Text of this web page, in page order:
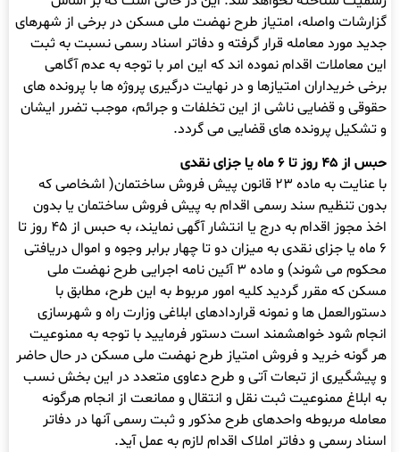
گزارشات واصله، امتیاز طرح نهضت ملی مسکن در برخی از شهرهای
جدید مورد معامله قرار گرفته و دفاتر اسناد رسمی نسبت به ثبت
این معاملات اقدام نموده اند که این امر با توجه به عدم آگاهی
برخی خریداران امتیازها و در نهایت درگیری پروژه ها با پرونده های
حقوقی و قضایی ناشی از این تخلفات و جرائم، موجب تضرر ایشان
و تشکیل پرونده های قضایی می گردد.
حبس از ۴۵ روز تا ۶ ماه یا جزای نقدی
با عنایت به ماده ۲۳ قانون پیش فروش ساختمان( اشخاصی که
بدون تنظیم سند رسمی اقدام به پیش فروش ساختمان یا بدون
اخذ مجوز اقدام به درج یا انتشار آگهی نمایند، به حبس از ۴۵ روز تا
۶ ماه یا جزای نقدی به میزان دو تا چهار برابر وجوه و اموال دریافتی
محکوم می شوند) و ماده ۳ آئین نامه اجرایی طرح نهضت ملی
مسکن که مقرر گردید کلیه امور مربوط به این طرح، مطابق با
دستورالعمل ها و نمونه قراردادهای ابلاغی وزارت راه و شهرسازی
انجام شود خواهشمند است دستور فرمایید با توجه به ممنوعیت
هر گونه خرید و فروش امتیاز طرح نهضت ملی مسکن در حال حاضر
و پیشگیری از تبعات آتی و طرح دعاوی متعدد در این بخش نسب
به ابلاغ ممنوعیت ثبت نقل و انتقال و ممانعت از انجام هرگونه
معامله مربوطه واحدهای طرح مذکور و ثبت رسمی آنها در دفاتر
اسناد رسمی و دفاتر املاک اقدام لازم به عمل آید.